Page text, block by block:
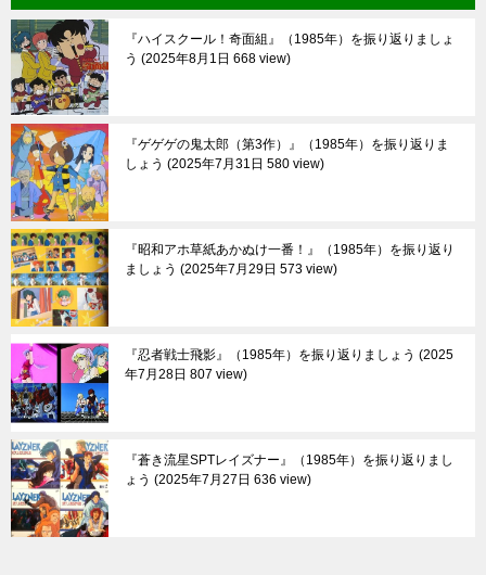
『ハイスクール！奇面組』（1985年）を振り返りましょ
う
2025年8月1日 668 view
『ゲゲゲの鬼太郎（第3作）』（1985年）を振り返りま
しょう
2025年7月31日 580 view
『昭和アホ草紙あかぬけ一番！』（1985年）を振り返り
ましょう
2025年7月29日 573 view
『忍者戦士飛影』（1985年）を振り返りましょう
2025
年7月28日 807 view
『蒼き流星SPTレイズナー』（1985年）を振り返りまし
ょう
2025年7月27日 636 view